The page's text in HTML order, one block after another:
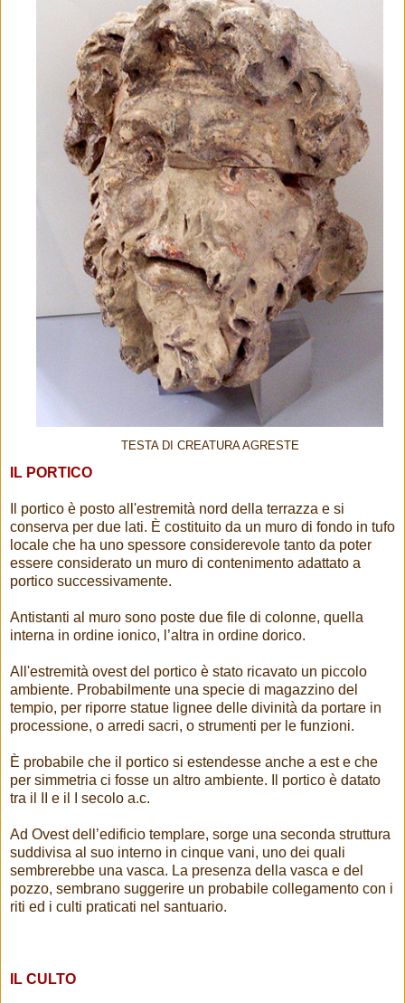
TESTA DI CREATURA AGRESTE
IL PORTICO
Il portico è posto all'estremità nord della terrazza e si
conserva per due lati. È costituito da un muro di fondo in tufo
locale che ha uno spessore considerevole tanto da poter
essere considerato un muro di contenimento adattato a
portico successivamente.
Antistanti al muro sono poste due file di colonne, quella
interna in ordine ionico, l’altra in ordine dorico.
All'estremità ovest del portico è stato ricavato un piccolo
ambiente. Probabilmente una specie di magazzino del
tempio, per riporre statue lignee delle divinità da portare in
processione, o arredi sacri, o strumenti per le funzioni.
È probabile che il portico si estendesse anche a est e che
per simmetria ci fosse un altro ambiente. Il portico è datato
tra il II e il I secolo a.c.
Ad Ovest dell’edificio templare, sorge una seconda struttura
suddivisa al suo interno in cinque vani, uno dei quali
sembrerebbe una vasca. La presenza della vasca e del
pozzo, sembrano suggerire un probabile collegamento con i
riti ed i culti praticati nel santuario.
IL CULTO